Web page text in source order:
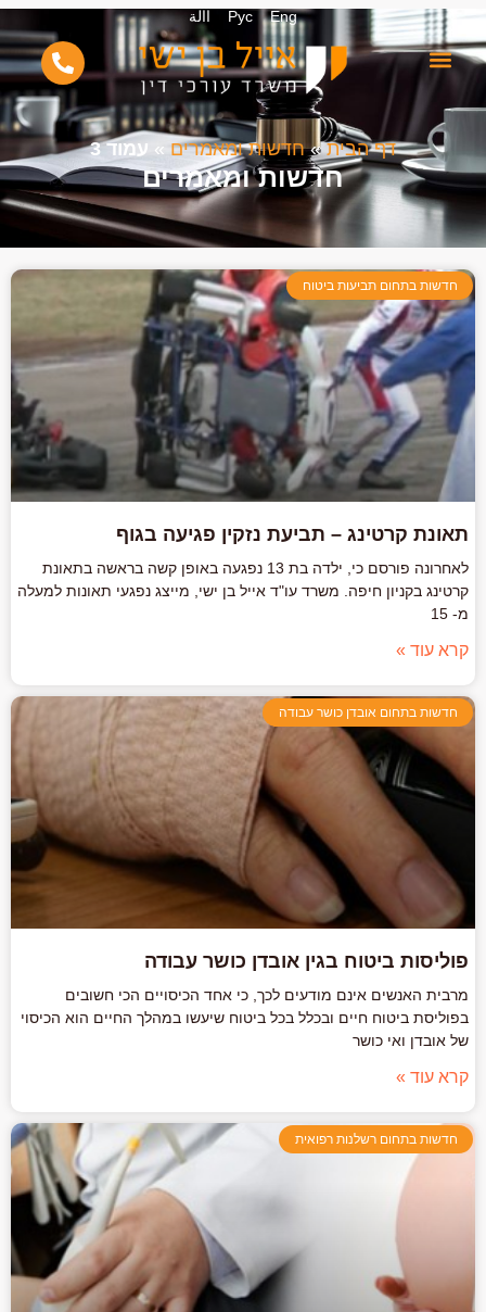
Eng
Рус االة
דף הבית»חדשות ומאמרים» עמוד 3
חדשות ומאמרים
חדשות בתחום תביעות ביטוח
תאונת קרטינג – תביעת נזקין פגיעה בגוף
לאחרונה פורסם כי, ילדה בת 13 נפגעה באופן קשה בראשה בתאונת
קרטינג בקניון חיפה. משרד עו"ד אייל בן ישי, מייצג נפגעי תאונות למעלה
מ- 15
קרא עוד »
חדשות בתחום אובדן כושר עבודה
פוליסות ביטוח בגין אובדן כושר עבודה
מרבית האנשים אינם מודעים לכך, כי אחד הכיסויים הכי חשובים
בפוליסת ביטוח חיים ובכלל בכל ביטוח שיעשו במהלך החיים הוא הכיסוי
של אובדן ואי כושר
קרא עוד »
חדשות בתחום רשלנות רפואית